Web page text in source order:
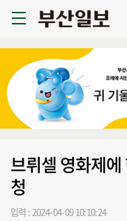
브뤼셀 영화제
청
입력 : 2024-04-09 10:10:24